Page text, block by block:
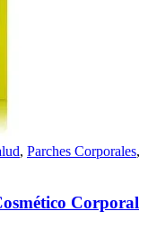
, Parches Corporales,
Corporal